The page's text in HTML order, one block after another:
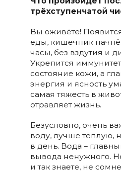
трёхступенчатой
Вы оживёте!
еды, кишечник
часы, без вздутия и
Укрепится
состояние кожи, а
энергия и ясность
самая тяжесть в
отравляет жизнь.
Безусловно, очень
воду, лучше тёплую,
в день. Вода –
вывода ненужного.
и так знаете, не